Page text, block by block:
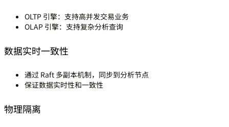
OLTP 引擎：支持高并发交易业务
OLAP 引擎：支持复杂分析查询
数据实时一致性
通过 Raft 多副本机制，同步到分析节点
保证数据实时性和一致性
物理隔离